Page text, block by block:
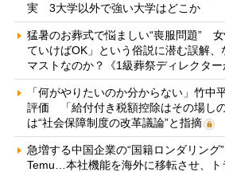
実 3大学以外で強い大学はどこか
猛暑のお葬式で悩ましい“喪服問題”
ていけばOK」という俗説に潜む誤解
マストなのか？《1級葬祭ディレクター
「何がやりたいのか分からない」竹中
評価 「給付付き税額控除はその場し
は“社会保障制度の改革議論”と指摘
急増する中国企業の“国籍ロンダリング
Temu…本社機能を海外に移転させ、ト